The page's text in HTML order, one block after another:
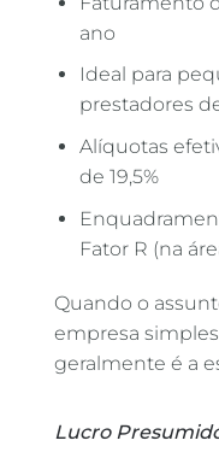
ano
Ideal para
prestadores
Alíquotas
de 19,5%
Fator R (na
Quando o
empresa
geralmente é a
Lucro